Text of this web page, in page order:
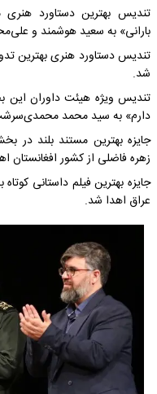
تندیس بهترین دستاورد هنری
بارانی» به سعید هوشمند و
تندیس دستاورد هنری بهترین
شد.
تندیس ویژه هیئت داوران
دارم» به سید محمد
جایزه بهترین مستند بلند در
زهره فاضلی از کشور افغانستان
جایزه بهترین فیلم داستانی
عراق اهدا شد.